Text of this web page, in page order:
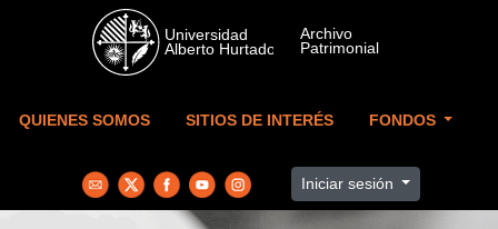
Skip to main content
QUIENES SOMOS SITIOS DE INTERÉS FONDOS
Iniciar sesión